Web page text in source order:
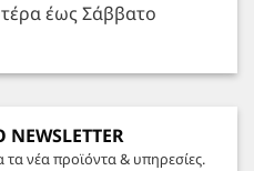
έως Σάββατο
νέα προϊόντα & υπηρεσίες.